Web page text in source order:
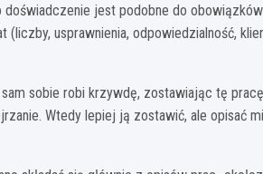
jest podobne do
usprawnienia, odpowiedzialność,
sobie robi krzywdę, zostawiając tę pracę
Wtedy lepiej ją zostawić, ale opisać